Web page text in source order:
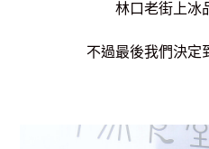
林口老街上冰
不過最後我們決定